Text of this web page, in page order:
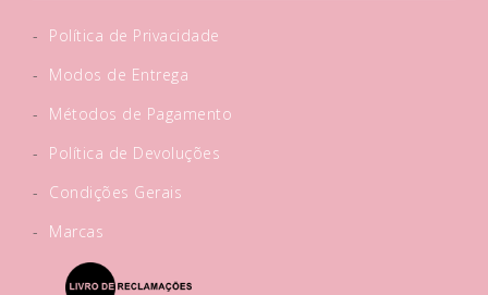
-
Política de Privacidade
-
Modos de Entrega
-
Métodos de Pagamento
-
Política de Devoluções
-
Condições Gerais
-
Marcas